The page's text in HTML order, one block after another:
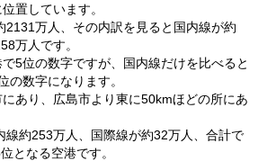
置しています。
2131万人、その内訳を見ると国内線が約
万人です。
5位の数字ですが、国内線だけを比べると
の数字になります。
あり、広島市より東に50kmほどの所にあ
線約253万人、国際線が約32万人、合計で
となる空港です。